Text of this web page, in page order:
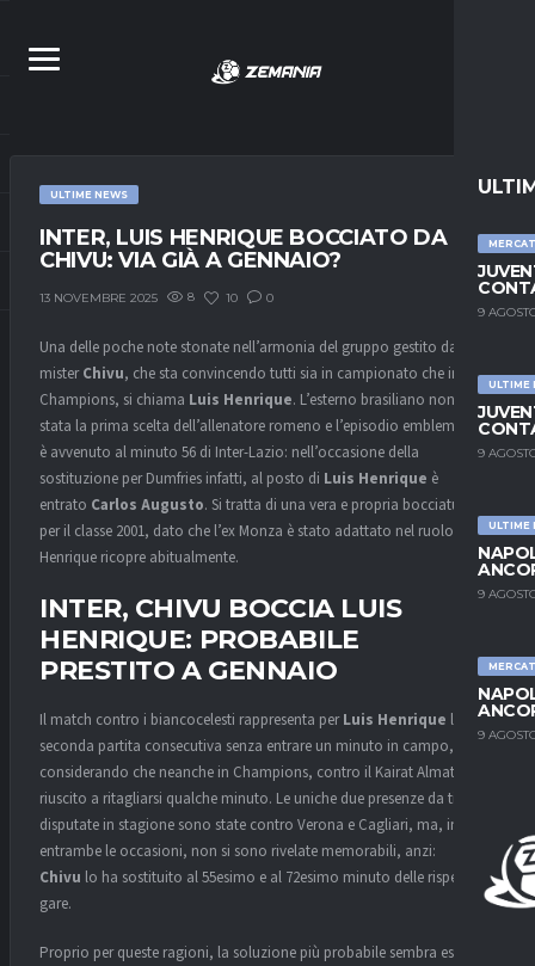
9
ULTIME
9
ULTIME
9
9
ULTIME NEWS
INTER, LUIS HENRIQUE BOCCIATO DA
CHIVU: VIA GIÀ A GENNAIO?
13 NOVEMBRE 2025 8 10 0
Una delle poche note stonate nell’armonia del gruppo gestito da
misterChivu, che sta convincendo tutti sia in campionato che in
Champions, si chiama Luis Henrique. L’esterno brasiliano non è mai
stata la prima scelta dell’allenatore romeno e l’episodio emblematico
è avvenuto al minuto 56 di Inter-Lazio: nell’occasione della
sostituzione per Dumfries infatti, al posto di Luis Henrique è
entrato Carlos Augusto. Si tratta di una vera e propria bocciatura
per il classe 2001, dato che l’ex Monza è stato adattato nel ruolo che
Henrique ricopre abitualmente.
INTER, CHIVU BOCCIA LUIS
HENRIQUE: PROBABILE
PRESTITO A GENNAIO
Il match contro i biancocelesti rappresenta perLuis Henrique la
seconda partita consecutiva senza entrare un minuto in campo,
considerando che neanche in Champions, contro il Kairat Almaty, era
riuscito a ritagliarsi qualche minuto. Le uniche due presenze da titolare
disputate in stagione sono state contro Verona e Cagliari, ma, in
entrambe le occasioni, non si sono rivelate memorabili, anzi:
Chivu lo ha sostituito al 55esimo e al 72esimo minuto delle rispettive
gare.
Proprio per queste ragioni, la soluzione più probabile sembra essere